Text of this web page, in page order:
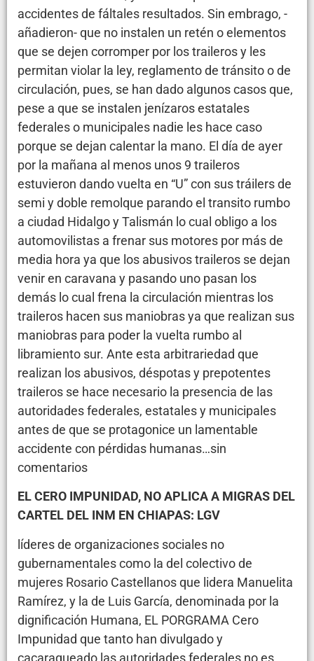
accidentes de fáltales resultados. Sin embrago, -
añadieron- que no instalen un retén o elementos
que se dejen corromper por los traileros y les
permitan violar la ley, reglamento de tránsito o de
circulación, pues, se han dado algunos casos que,
pese a que se instalen jenízaros estatales
federales o municipales nadie les hace caso
porque se dejan calentar la mano. El día de ayer
por la mañana al menos unos 9 traileros
estuvieron dando vuelta en “U” con sus tráilers de
semi y doble remolque parando el transito rumbo
a ciudad Hidalgo y Talismán lo cual obligo a los
automovilistas a frenar sus motores por más de
media hora ya que los abusivos traileros se dejan
venir en caravana y pasando uno pasan los
demás lo cual frena la circulación mientras los
traileros hacen sus maniobras ya que realizan sus
maniobras para poder la vuelta rumbo al
libramiento sur. Ante esta arbitrariedad que
realizan los abusivos, déspotas y prepotentes
traileros se hace necesario la presencia de las
autoridades federales, estatales y municipales
antes de que se protagonice un lamentable
accidente con pérdidas humanas…sin
comentarios
EL CERO IMPUNIDAD, NO APLICA A MIGRAS DEL
CARTEL DEL INM EN CHIAPAS: LGV
líderes de organizaciones sociales no
gubernamentales como la del colectivo de
mujeres Rosario Castellanos que lidera Manuelita
Ramírez, y la de Luis García, denominada por la
dignificación Humana, EL PORGRAMA Cero
Impunidad que tanto han divulgado y
cacaraqueado las autoridades federales no es